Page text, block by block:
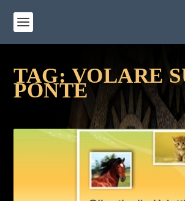
TAG: VOLARE
PONTE